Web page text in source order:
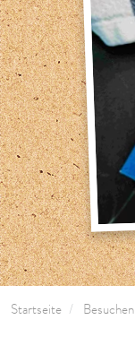
Startseite Besuchen